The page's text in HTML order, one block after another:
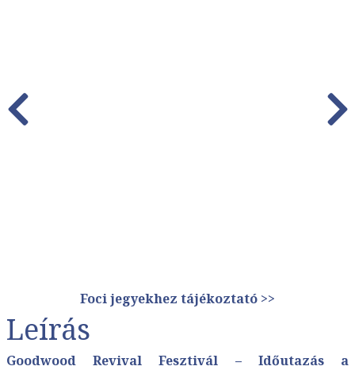
Foci jegyekhez tájékoztató >>
Leírás
Goodwood Revival Fesztivál – Időutazás a